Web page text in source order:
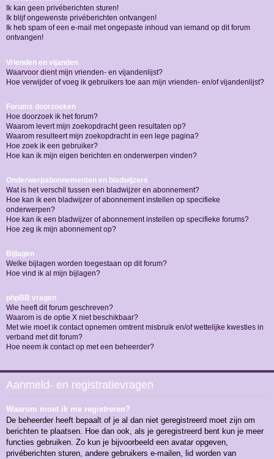
Ik kan geen privéberichten sturen!
Ik blijf ongewenste privéberichten ontvangen!
Ik heb spam of een e-mail met ongepaste inhoud van iemand op dit forum
ontvangen!
Vrienden en vijanden
Waarvoor dient mijn vrienden- en vijandenlijst?
Hoe verwijder of voeg ik gebruikers toe aan mijn vrienden- en/of vijandenlijst?
Forums doorzoeken
Hoe doorzoek ik het forum?
Waarom levert mijn zoekopdracht geen resultaten op?
Waarom resulteert mijn zoekopdracht in een lege pagina?
Hoe zoek ik een gebruiker?
Hoe kan ik mijn eigen berichten en onderwerpen vinden?
Onderwerpabonnementen en bladwijzers
Wat is het verschil tussen een bladwijzer en abonnement?
Hoe kan ik een bladwijzer of abonnement instellen op specifieke
onderwerpen?
Hoe kan ik een bladwijzer of abonnement instellen op specifieke forums?
Hoe zeg ik mijn abonnement op?
Bijlagen
Welke bijlagen worden toegestaan op dit forum?
Hoe vind ik al mijn bijlagen?
phpBB vragen
Wie heeft dit forum geschreven?
Waarom is de optie X niet beschikbaar?
Met wie moet ik contact opnemen omtrent misbruik en/of wettelijke kwesties in
verband met dit forum?
Hoe neem ik contact op met een beheerder?
Aanmeld- en registratievragen
Waarom moet ik me registreren?
De beheerder heeft bepaalt of je al dan niet geregistreerd moet zijn om
berichten te plaatsen. Hoe dan ook, als je geregistreerd bent kun je meer
functies gebruiken. Zo kun je bijvoorbeeld een avatar opgeven,
privéberichten sturen, andere gebruikers e-mailen, lid worden van